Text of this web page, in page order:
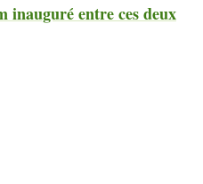
inauguré entre ces deux